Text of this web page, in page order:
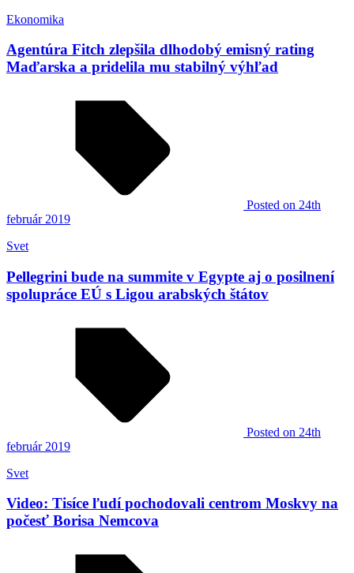
Ekonomika
Agentúra Fitch zlepšila dlhodobý emisný rating
Maďarska a pridelila mu stabilný výhľad
Posted on 24th
február 2019
Svet
Pellegrini bude na summite v Egypte aj o posilnení
spolupráce EÚ s Ligou arabských štátov
Posted on 24th
február 2019
Svet
Video: Tisíce ľudí pochodovali centrom Moskvy na
počesť Borisa Nemcova